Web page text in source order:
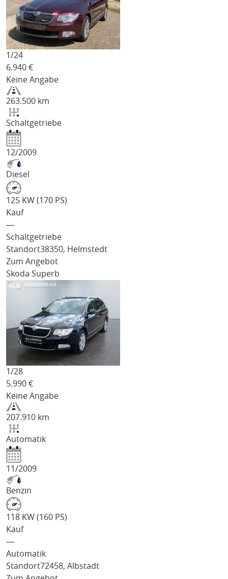
1/24
6.940 €
Keine Angabe
263.500 km
Schaltgetriebe
12/2009
Diesel
125 KW (170 PS)
Kauf
―
Schaltgetriebe
Standort38350, Helmstedt
Zum Angebot
Skoda Superb
1/28
5.990 €
Keine Angabe
207.910 km
Automatik
11/2009
Benzin
118 KW (160 PS)
Kauf
―
Automatik
Standort72458, Albstadt